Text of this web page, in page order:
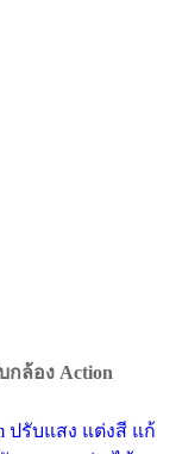
กล้อง Action
ปรับแสง แต่งสี แก้